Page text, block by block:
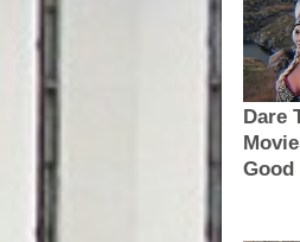
Dare
Good